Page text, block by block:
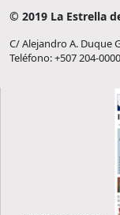
© 2019 La Estrella
C/ Alejandro A. Duque
Teléfono: +507 204-0000